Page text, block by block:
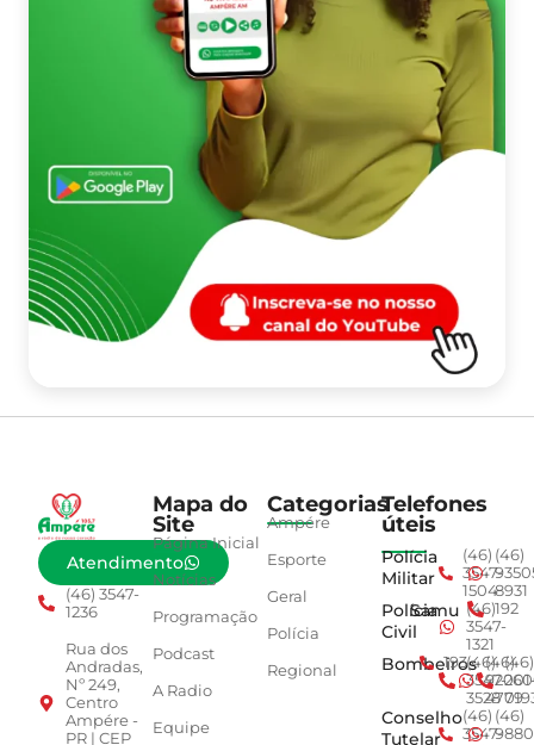
Atendimento
(46) 3547-
1236
Rua dos
Andradas,
Nº 249,
Centro
Ampére -
PR | CEP
Mapa do
Site
Página Inicial
Notícias
Programação
Podcast
A Radio
Equipe
Categorias
Ampére
Esporte
Geral
Polícia
Regional
Telefones
úteis
Polícia
Militar
(46)
3547-
1504
(46)
8931
Polícia
Civil
Samu (46)
3547-
1321
192
Bombeiros
193(46)
3547-
3528
(46)
4779
(46)
Conselho
Tutelar
(46)
3547-
(46)